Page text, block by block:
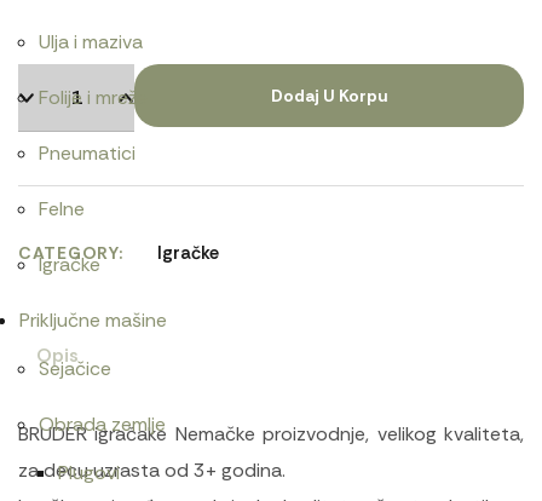
Ulja i maziva
Folije i mreže
Pneumatici
Felne
Igračke
Priključne mašine
Sejačice
Obrada zemlje
Plugovi
Dodaj U Korpu
CATEGORY Igračke
Opis
BRUDER igračake Nemačke proizvodnje, velikog kvaliteta,
za decu uzrasta od 3+ godina.